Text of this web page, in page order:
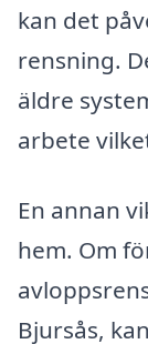
kan det
rensning.
äldre
arbete
En annan
hem. Om
Bjursås,